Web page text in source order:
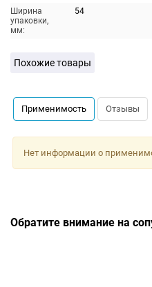
Ширина
упаковки,
мм:
54
Похожие товары
Применимость Отзывы
Нет информации о
Обратите внимание на